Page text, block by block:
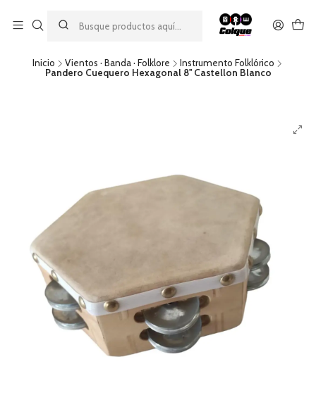
descuento por pago con transferencia bancaria
por una compra mínima de $49.990. Este descuento no es
acumulable a otras promociones ni aplicable a gastos de envío.
Inicio Vientos · Banda · Folklore
Instrumento Folklórico
Pandero Cuequero Hexagonal 8'' Castellon Blanco